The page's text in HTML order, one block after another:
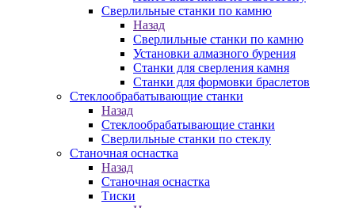
Сверлильные станки по камню
Назад
Сверлильные станки по камню
Установки алмазного бурения
Станки для сверления камня
Станки для формовки браслетов
Стеклообрабатывающие станки
Назад
Стеклообрабатывающие станки
Сверлильные станки по стеклу
Станочная оснастка
Назад
Станочная оснастка
Тиски